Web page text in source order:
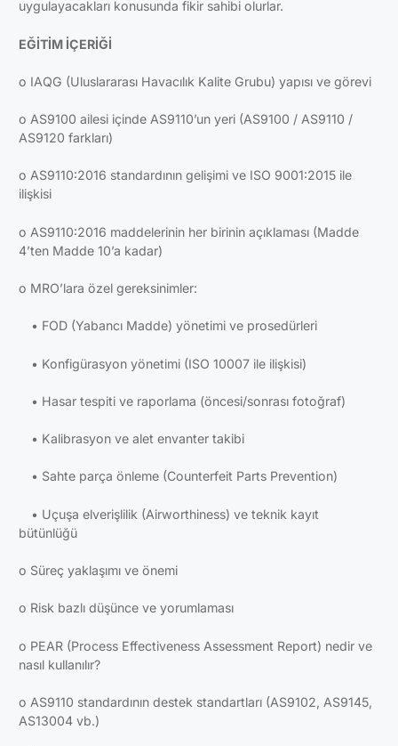
uygulayacakları konusunda fikir sahibi olurlar.
EĞİTİM İÇERİĞİ
o IAQG (Uluslararası Havacılık Kalite Grubu) yapısı ve görevi
o AS9100 ailesi içinde AS9110’un yeri (AS9100 / AS9110 /
AS9120 farkları)
o AS9110:2016 standardının gelişimi ve ISO 9001:2015 ile
ilişkisi
o AS9110:2016 maddelerinin her birinin açıklaması (Madde
4’ten Madde 10’a kadar)
o MRO’lara özel gereksinimler:
• FOD (Yabancı Madde) yönetimi ve prosedürleri
• Konfigürasyon yönetimi (ISO 10007 ile ilişkisi)
• Hasar tespiti ve raporlama (öncesi/sonrası fotoğraf)
• Kalibrasyon ve alet envanter takibi
• Sahte parça önleme (Counterfeit Parts Prevention)
• Uçuşa elverişlilik (Airworthiness) ve teknik kayıt
bütünlüğü
o Süreç yaklaşımı ve önemi
o Risk bazlı düşünce ve yorumlaması
o PEAR (Process Effectiveness Assessment Report) nedir ve
nasıl kullanılır?
o AS9110 standardının destek standartları (AS9102, AS9145,
AS13004 vb.)